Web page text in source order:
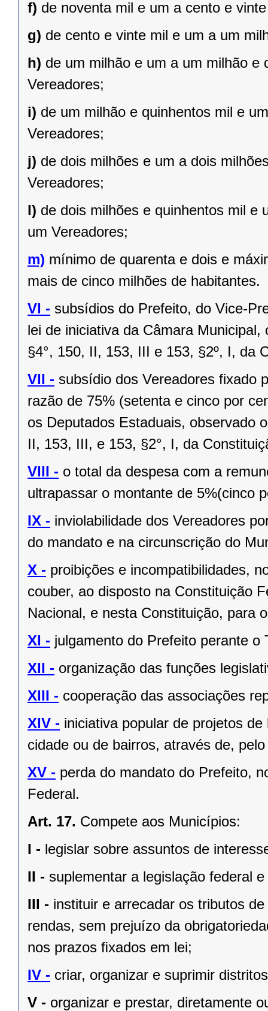
f) de noventa mil e um a cento e
g) de cento e vinte mil e um a um
h) de um milhão e um a um milhão e
Vereadores;
i) de um milhão e quinhentos mil e
Vereadores;
j) de dois milhões e um a dois
Vereadores;
l) de dois milhões e quinhentos mil e
um Vereadores;
m) mínimo de quarenta e dois e
mais de cinco milhões de habitantes.
VI - subsídios do Prefeito, do Vice-
lei de iniciativa da Câmara
§4°, 150, II, 153, III e 153, §2º, I, da
VII - subsídio dos Vereadores fixado
razão de 75% (setenta e cinco por
os Deputados Estaduais, observado
II, 153, III, e 153, §2°, I, da
VIII - o total da despesa com a
ultrapassar o montante de 5%(cinco
IX - inviolabilidade dos Vereadores
do mandato e na circunscrição do
X - proibições e incompatibilidades,
couber, ao disposto na Constituição
Nacional, e nesta Constituição, para
XI - julgamento do Prefeito perante o
XII - organização das funções
XIII - cooperação das associações
XIV - iniciativa popular de projetos
cidade ou de bairros, através de,
XV - perda do mandato do Prefeito,
Federal.
Art. 17. Compete aos Municípios:
I - legislar sobre assuntos de
II - suplementar a legislação federal
III - instituir e arrecadar os tributos
rendas, sem prejuízo da
nos prazos ﬁxados em lei;
IV - criar, organizar e suprimir
V - organizar e prestar, diretamente